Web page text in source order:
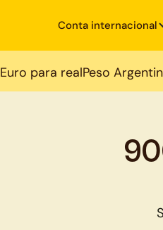
Conta internacional
Euro para realPeso